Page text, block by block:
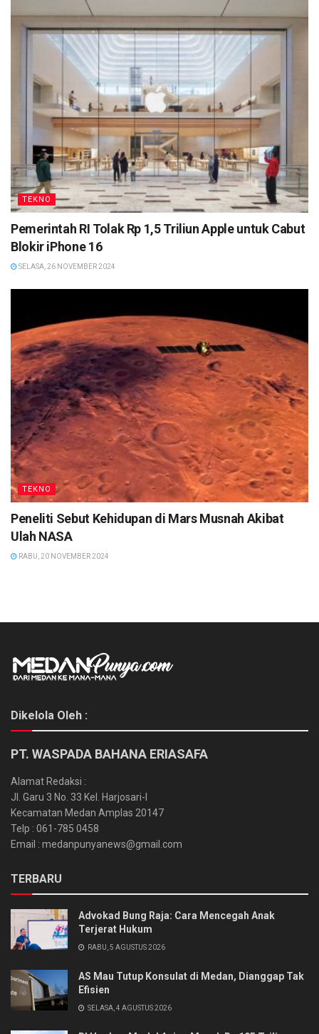
TEKNO
Pemerintah RI Tolak Rp 1,5 Triliun Apple untuk Cabut
Blokir iPhone 16
SELASA, 26 NOVEMBER 2024
TEKNO
Peneliti Sebut Kehidupan di Mars Musnah Akibat
Ulah NASA
RABU, 20 NOVEMBER 2024
Dikelola Oleh :
PT. WASPADA BAHANA ERIASAFA
Alamat Redaksi :
Jl. Garu 3 No. 33 Kel. Harjosari-I
Kecamatan Medan Amplas 20147
Telp : 061-785 0458
Email : medanpunyanews@gmail.com
TERBARU
Advokad Bung Raja: Cara Mencegah Anak
Terjerat Hukum
RABU, 5 AGUSTUS 2026
AS Mau Tutup Konsulat di Medan, Dianggap Tak
Efisien
SELASA, 4 AGUSTUS 2026